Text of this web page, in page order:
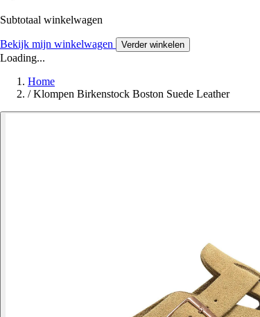
Subtotaal winkelwagen
Bekijk mijn winkelwagen Verder winkelen
Loading...
Home
/ Klompen Birkenstock Boston Suede Leather